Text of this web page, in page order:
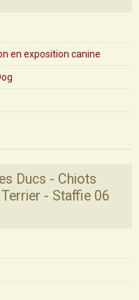
en exposition canine
Ducs - Chiots
- Staffie 06